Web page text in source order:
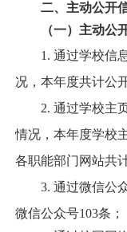
二、主动公开
（一）主动公
1. 通过学校信
况，本年度共计公
2. 通过学校主
情况，本年度学校
各职能部门网站共
3. 通过微信公
微信公众号103条；